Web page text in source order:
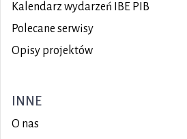
Kalendarz wydarzeń IBE PIB
Polecane serwisy
Opisy projektów
INNE
O nas